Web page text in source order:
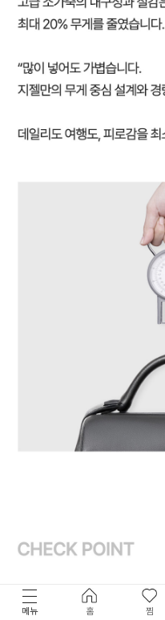
메뉴 홈 찜